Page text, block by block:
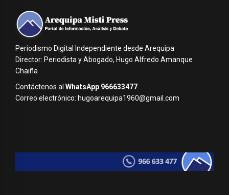
Periodismo Digital Independiente desde Arequipa
Director: Periodista y Abogado, Hugo Alfredo Amanque
Chaiña
Contáctenos al WhatsApp 966633477
Correo electrónico: hugoarequipa1960@gmail.com